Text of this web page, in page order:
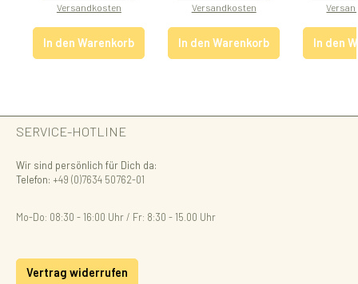
Versandkosten
In den Warenkorb
Versandkosten
In den Warenkorb In den
SERVICE-HOTLINE
Wir sind persönlich für Dich da:
Telefon: +49 (0)7634 50762-01
Mo-Do: 08:30 - 16:00 Uhr / Fr: 8:30 - 15.00 Uhr
Vertrag widerrufen